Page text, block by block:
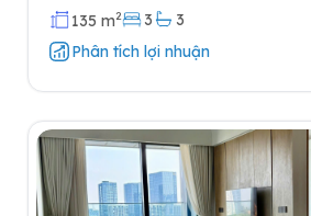
Hà Nội
135 m2 3
3
Phân tích lợi nhuận